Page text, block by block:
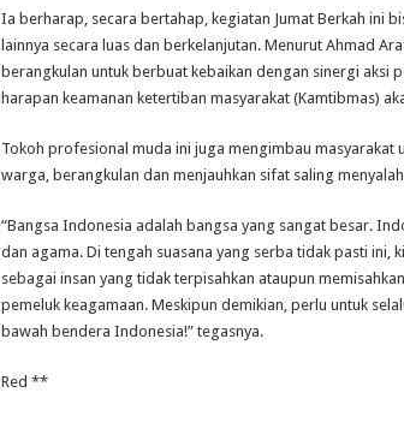
Ia berharap, secara bertahap, kegiatan Jumat Berkah ini
lainnya secara luas dan berkelanjutan. Menurut Ahmad
berangkulan untuk berbuat kebaikan dengan sinergi aksi
harapan keamanan ketertiban masyarakat (Kamtibmas)
Tokoh profesional muda ini juga mengimbau masyarakat
warga, berangkulan dan menjauhkan sifat saling
“Bangsa Indonesia adalah bangsa yang sangat besar.
dan agama. Di tengah suasana yang serba tidak pasti ini,
sebagai insan yang tidak terpisahkan ataupun
pemeluk keagamaan. Meskipun demikian, perlu untuk
bawah bendera Indonesia!” tegasnya.
Red **